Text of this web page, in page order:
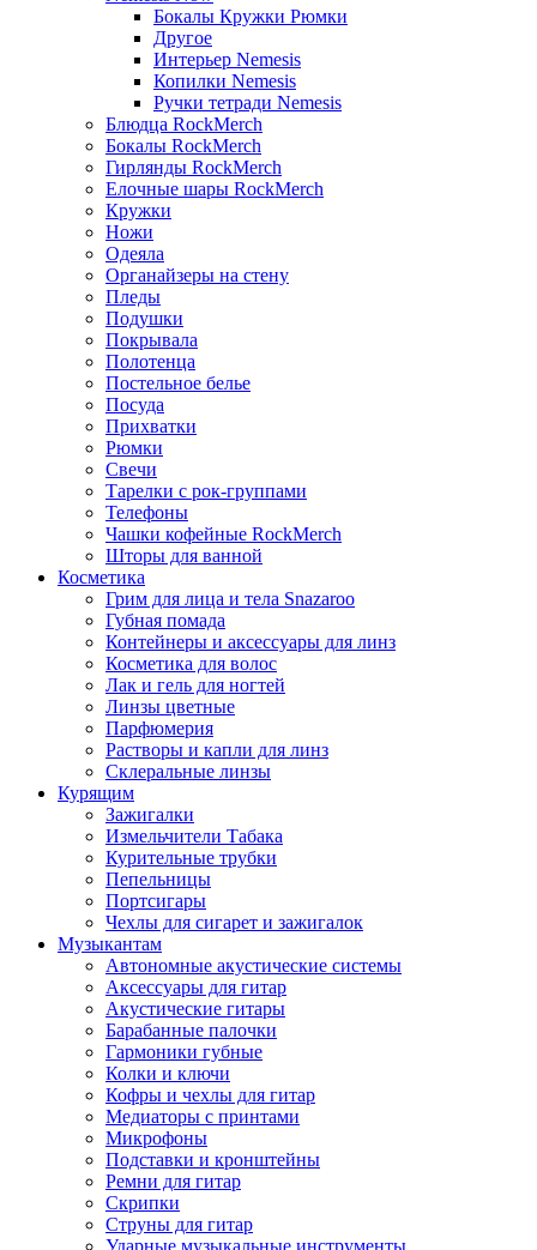
Бокалы Кружки Рюмки
Другое
Интерьер Nemesis
Копилки Nemesis
Ручки тетради Nemesis
Блюдца RockMerch
Бокалы RockMerch
Гирлянды RockMerch
Елочные шары RockMerch
Кружки
Ножи
Одеяла
Органайзеры на стену
Пледы
Подушки
Покрывала
Полотенца
Постельное белье
Посуда
Прихватки
Рюмки
Свечи
Тарелки с рок-группами
Телефоны
Чашки кофейные RockMerch
Шторы для ванной
Косметика
Грим для лица и тела Snazaroo
Губная помада
Контейнеры и аксессуары для линз
Косметика для волос
Лак и гель для ногтей
Линзы цветные
Парфюмерия
Растворы и капли для линз
Склеральные линзы
Курящим
Зажигалки
Измельчители Табака
Курительные трубки
Пепельницы
Портсигары
Чехлы для сигарет и зажигалок
Музыкантам
Автономные акустические системы
Аксессуары для гитар
Акустические гитары
Барабанные палочки
Гармоники губные
Колки и ключи
Кофры и чехлы для гитар
Медиаторы с принтами
Микрофоны
Подставки и кронштейны
Ремни для гитар
Скрипки
Струны для гитар
Ударные музыкальные инструменты